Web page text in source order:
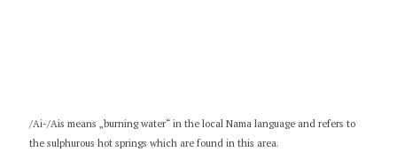
/Ai-/Ais means „burning water“ in the local Nama language and refers to
the sulphurous hot springs which are found in this area.